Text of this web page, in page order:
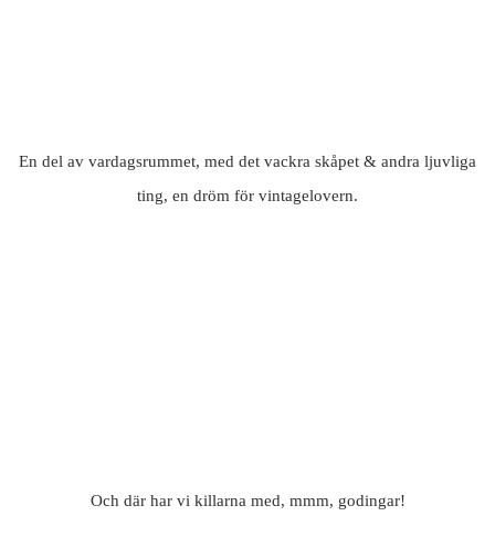
En del av vardagsrummet, med det vackra skåpet & andra ljuvliga
ting, en dröm för vintagelovern.
Och där har vi killarna med, mmm, godingar!